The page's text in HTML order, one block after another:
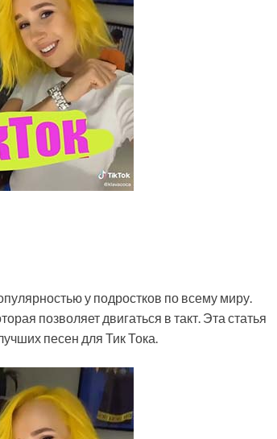
у подростков по всему миру.
позволяет двигаться в такт. Эта статья
песен для Тик Тока.